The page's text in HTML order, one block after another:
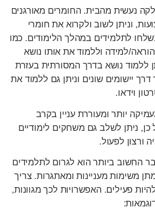
נעשית מהבית. החומרים מאורגנים
וניתן לשוב ולקרוא את חומרי
לתלמידים במהלך הלימודים. כמו
למידה וללמוד את אותו נושא
ללמוד נושא בדרך המסורתית בעזרת
יישומים שונים וניתן גם ללמוד את
וידאו.
יותר ומעוררת עניין בקרב
ניתן לשלב גם משחקים לימודיים
ורצון לפעול.
החשוב ביותר הוא לגרום לתלמידים
משימות מעניינות ומאתגרות. צריך
פעילים. האפשרויות לכך מגוונות,